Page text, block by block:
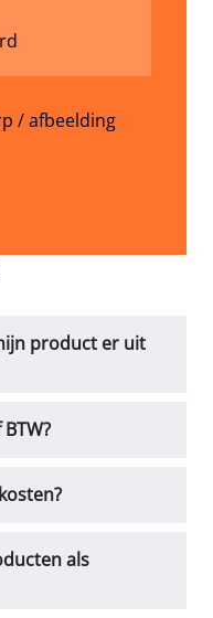
/ afbeelding
product er uit
als